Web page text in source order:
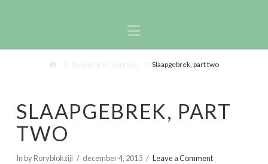
Navigation
Slaapgebrek, part two
SLAAPGEBREK, PART
TWO
In by Roryblokzijl december 4, 2013 Leave a Comment